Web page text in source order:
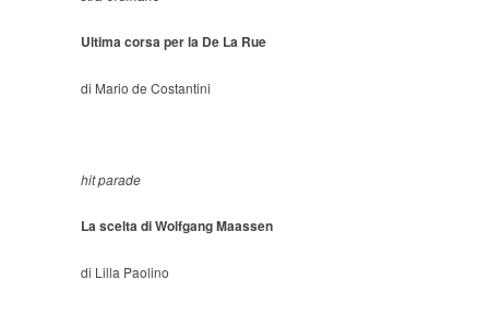
Ultima corsa per la De La Rue
di Mario de Costantini
hit parade
La scelta di Wolfgang Maassen
di Lilla Paolino